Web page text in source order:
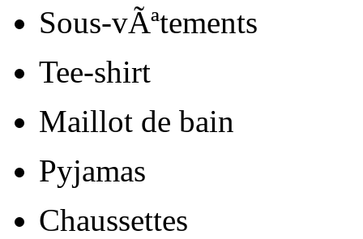
Sous-vÃªtements
Tee-shirt
Maillot de bain
Pyjamas
Chaussettes